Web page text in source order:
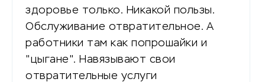
здоровье только. Никакой пользы.
Обслуживание отвратительное. А
работники там как попрошайки и
"цыгане". Навязывают свои
отвратительные услуги